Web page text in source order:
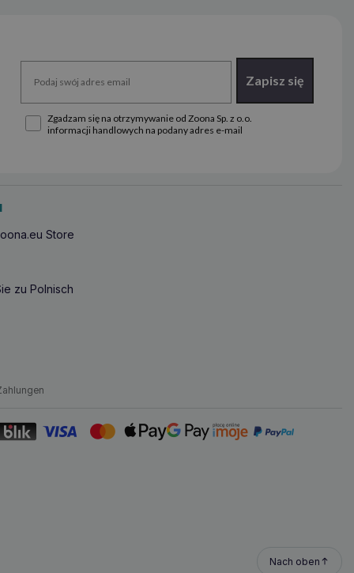
Zapisz się
Zgadzam się na otrzymywanie od Zoona Sp. z o.o.
informacji handlowych na podany adres e-mail
Store
zu Polnisch
Nach oben